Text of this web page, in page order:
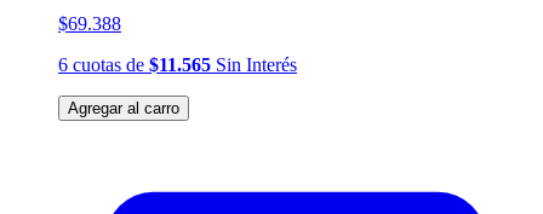
$69.388
6 cuotas de $11.565 Sin Interés
Agregar al carro